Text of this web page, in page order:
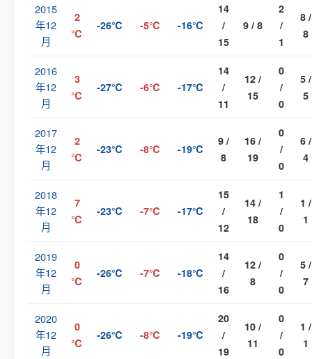
2015
年12
月
2
℃
-26℃ -5℃ -16℃
14
/
15
9 / 8
2
/
1
8 /
8
2016
年12
月
3
℃
-27℃ -6℃ -17℃
14
/
11
12 /
15
0
/
0
5 /
5
2017
年12
月
2
℃
-23℃ -8℃ -19℃
9 /
8
16 /
19
0
/
0
6 /
4
2018
年12
月
7
℃
-23℃ -7℃ -17℃
15
/
12
14 /
18
1
/
0
1 /
1
2019
年12
月
0
℃
-26℃ -7℃ -18℃
14
/
16
12 /
8
0
/
0
5 /
7
2020
年12
月
0
℃
-26℃ -8℃ -19℃
20
/
19
10 /
11
0
/
0
1 /
1